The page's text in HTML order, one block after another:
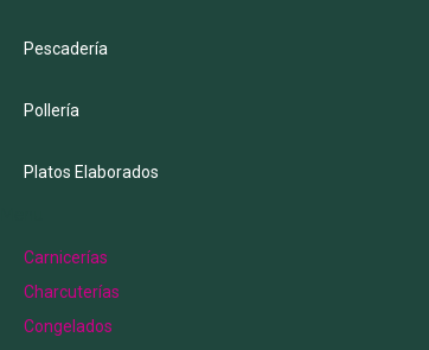
Pescadería
Pollería
Platos Elaborados
Carnicerías
Charcuterías
Congelados